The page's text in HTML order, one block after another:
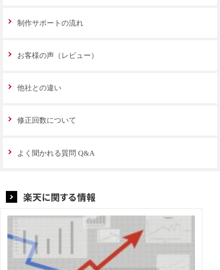
制作サポートの流れ
お客様の声（レビュー）
他社との違い
修正回数について
よく聞かれる質問 Q&A
楽天に関する情報